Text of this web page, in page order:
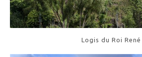
Logis du Roi René